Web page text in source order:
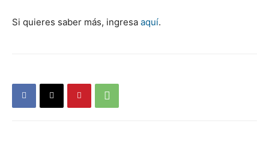
Si quieres saber más, ingresa aquí.